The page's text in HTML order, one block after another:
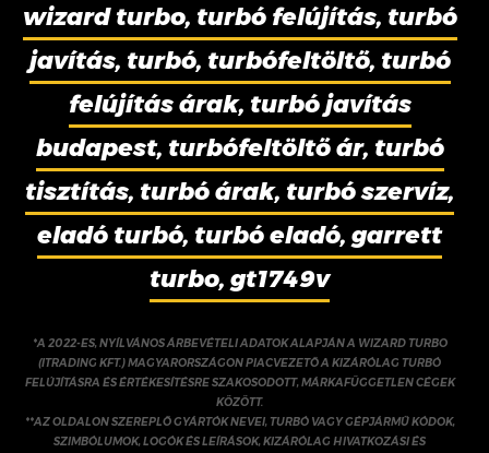
wizard turbo, turbó felújítás, turbó
javítás, turbó, turbófeltöltő, turbó
felújítás árak, turbó javítás
budapest, turbófeltöltő ár, turbó
tisztítás, turbó árak, turbó szervíz,
eladó turbó, turbó eladó, garrett
turbo, gt1749v
*A 2022-ES, NYÍLVÁNOS ÁRBEVÉTELI ADATOK ALAPJÁN A WIZARD TURBO
(ITRADING KFT.) MAGYARORSZÁGON PIACVEZETŐ A KIZÁRÓLAG TURBÓ
FELÚJÍTÁSRA ÉS ÉRTÉKESÍTÉSRE SZAKOSODOTT, MÁRKAFÜGGETLEN CÉGEK
KÖZÖTT.
**AZ OLDALON SZEREPLŐ GYÁRTÓK NEVEI, TURBÓ VAGY GÉPJÁRMŰ KÓDOK,
SZIMBÓLUMOK, LOGÓK ÉS LEÍRÁSOK, KIZÁRÓLAG HIVATKOZÁSI ÉS